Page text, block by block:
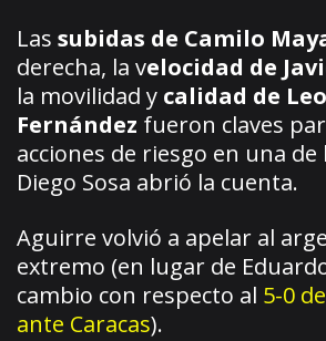
Las subidas de Camilo
derecha, la velocidad de
la movilidad y calidad de
Fernández fueron claves
acciones de riesgo en una de
Diego Sosa abrió la cuenta.
Aguirre volvió a apelar al
extremo (en lugar de
cambio con respecto al 5-0
ante Caracas).